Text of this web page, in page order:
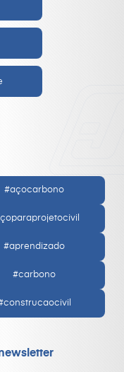
#açocarbono
#aprendizado
#carbono